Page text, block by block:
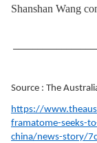
Shanshan Wang
Source : The
https://
framatome-seeks-
china/news-story/